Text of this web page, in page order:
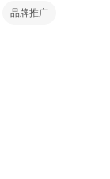
品牌推广